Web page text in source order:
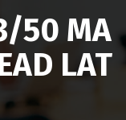
50 MA
LAT